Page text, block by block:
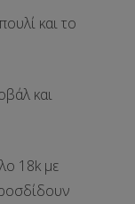
και το
και
18k με